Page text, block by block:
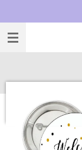
direct
naar